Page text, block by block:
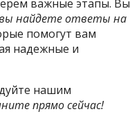
важные этапы. Вы
вы найдете ответы на
помогут вам
надежные и
нашим
прямо сейчас!